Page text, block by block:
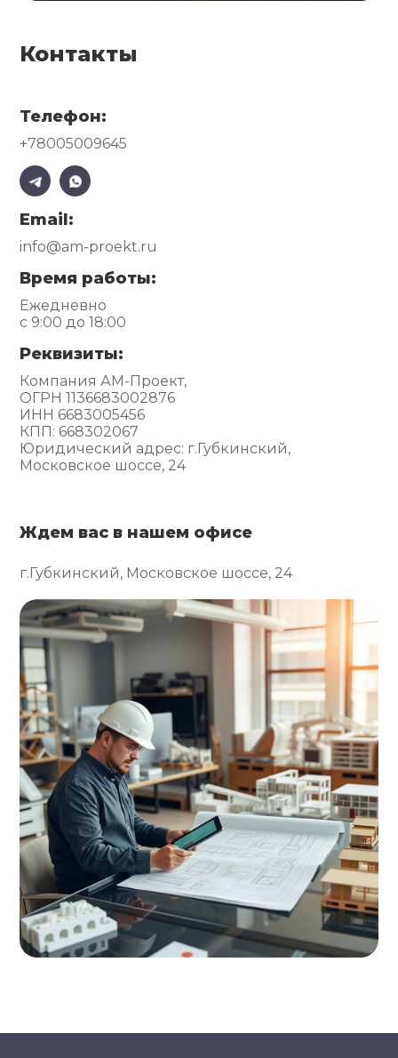
Контакты
Телефон:
+78005009645
Email:
info@am-proekt.ru
Время работы:
Ежедневно
с 9:00 до 18:00
Реквизиты:
Компания АМ-Проект,
ОГРН 1136683002876
ИНН 6683005456
КПП: 668302067
Юридический адрес: г.Губкинский,
Московское шоссе, 24
Ждем вас в нашем офисе
г.Губкинский, Московское шоссе, 24